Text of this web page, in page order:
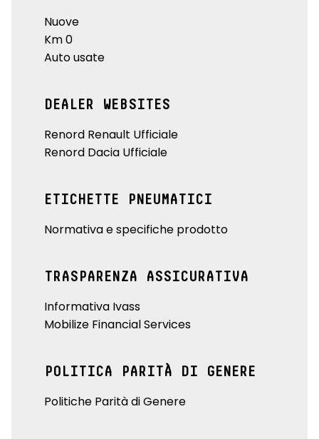
Nuove
Km 0
Auto usate
DEALER WEBSITES
Renord Renault Ufficiale
Renord Dacia Ufficiale
ETICHETTE PNEUMATICI
Normativa e specifiche prodotto
TRASPARENZA ASSICURATIVA
Informativa Ivass
Mobilize Financial Services
POLITICA PARITÀ DI GENERE
Politiche Parità di Genere